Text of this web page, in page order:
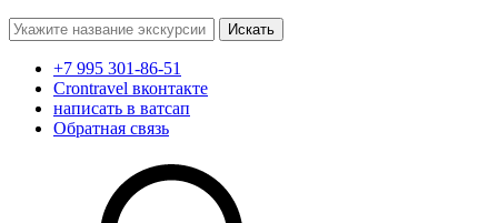
Поиск:
+7 995 301-86-51
Crontravel вконтакте
написать в ватсап
Обратная связь